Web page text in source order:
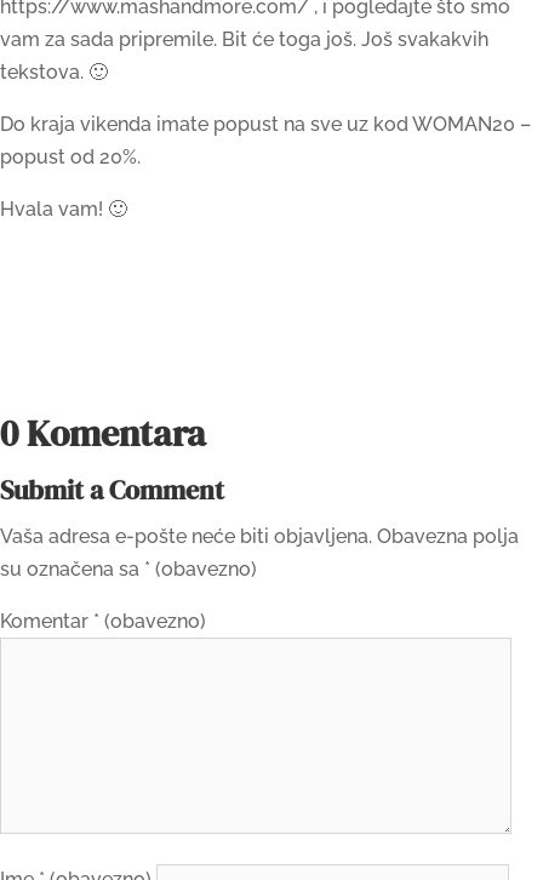
https://www.mashandmore.com/ , i pogledajte što smo
vam za sada pripremile. Bit će toga još. Još svakakvih
tekstova. 🙂
Do kraja vikenda imate popust na sve uz kod WOMAN20 –
popust od 20%.
Hvala vam! 🙂
0 Komentara
Submit a Comment
Vaša adresa e-pošte neće biti objavljena. Obavezna polja
su označena sa * (obavezno)
Komentar * (obavezno)